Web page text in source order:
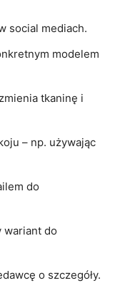
social mediach.
modelem
tkaninę i
– np. używając
do
wariant do
o szczegóły.